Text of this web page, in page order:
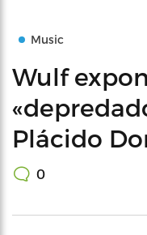
Music
Wulf
Plácido
0